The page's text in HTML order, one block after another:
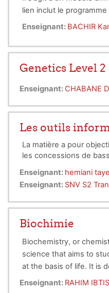
lien inclut le
à la taxonomie
Enseignant: BACHIR
Genetics Level 2
Enseignant: CHABANE
Les outils
La matière a pour
les concessions de
Enseignant: hemiani
Enseignant: SNV S2
Biochimie
Biochemistry, or
science that aims to
at the basis of life. It is
studies the chemical
Enseignant: RAHIM